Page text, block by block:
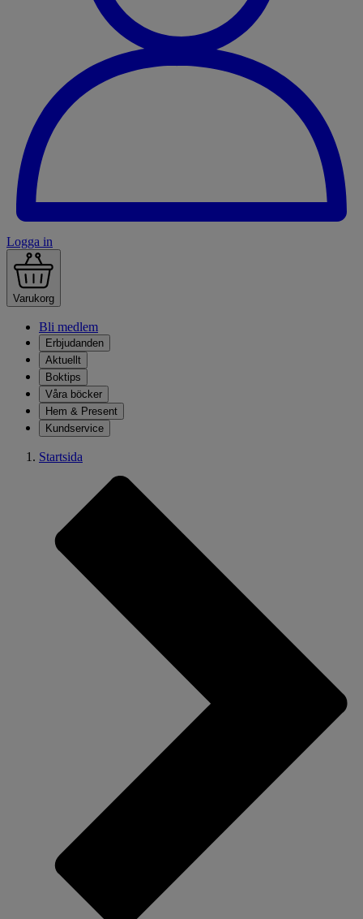
Logga in
Varukorg
Bli medlem
Erbjudanden
Aktuellt
Boktips
Våra böcker
Hem & Present
Kundservice
Startsida